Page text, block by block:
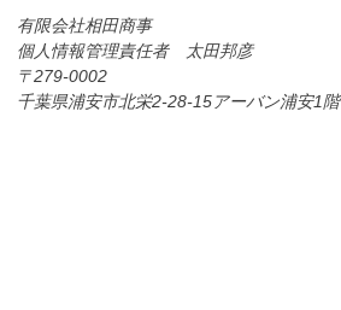
有限会社相田商事
個人情報管理責任者 太田邦彦
279-0002
千葉県浦安市北栄2-28-15アーバン浦安1階